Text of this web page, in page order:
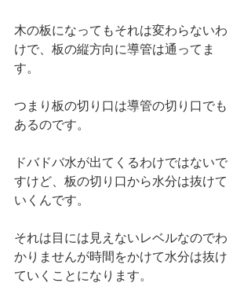
木の板になってもそれは変わらないわ
けで、板の縦方向に導管は通ってま
す。
つまり板の切り口は導管の切り口でも
あるのです。
ドバドバ水が出てくるわけではないで
すけど、板の切り口から水分は抜けて
いくんです。
それは目には見えないレベルなのでわ
かりませんが時間をかけて水分は抜け
ていくことになります。